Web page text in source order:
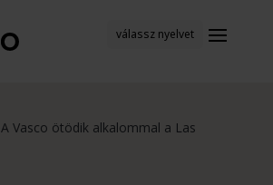
válassz nyelvet
A Vasco ötödik alkalommal a Las